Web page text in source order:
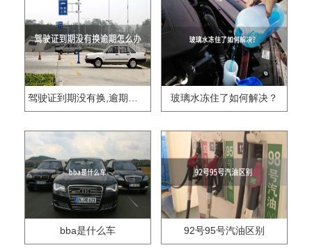
驾驶证到期没有换,逾期怎么办?? 玻璃水冻住了如何解决？
bba是什么车 92号95号汽油区别